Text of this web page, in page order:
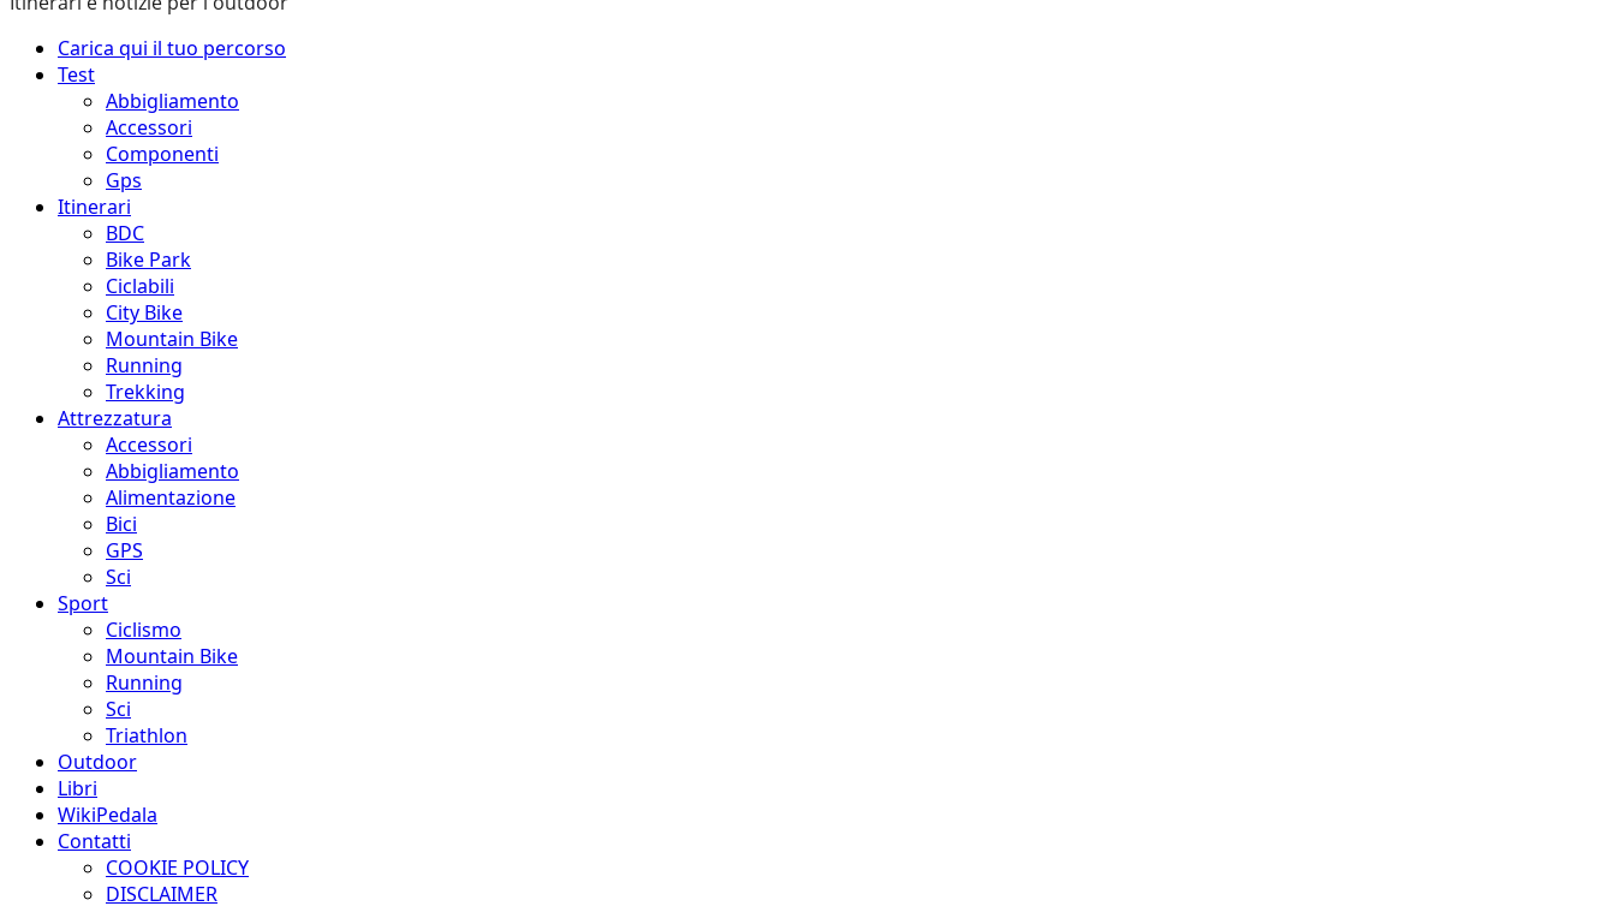
Menu
principale
Carica qui il tuo percorso
Test
Abbigliamento
Accessori
Componenti
Gps
Itinerari
BDC
Bike Park
Ciclabili
City Bike
Mountain Bike
Running
Trekking
Attrezzatura
Accessori
Abbigliamento
Alimentazione
Bici
GPS
Sci
Sport
Ciclismo
Mountain Bike
Running
Sci
Triathlon
Outdoor
Libri
WikiPedala
Contatti
COOKIE POLICY
DISCLAIMER